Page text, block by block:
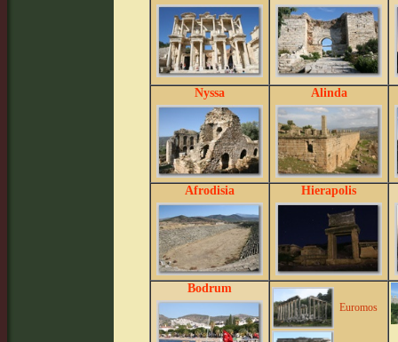
Nyssa Alinda
Afrodisia Hierapolis
Bodrum
Euromos